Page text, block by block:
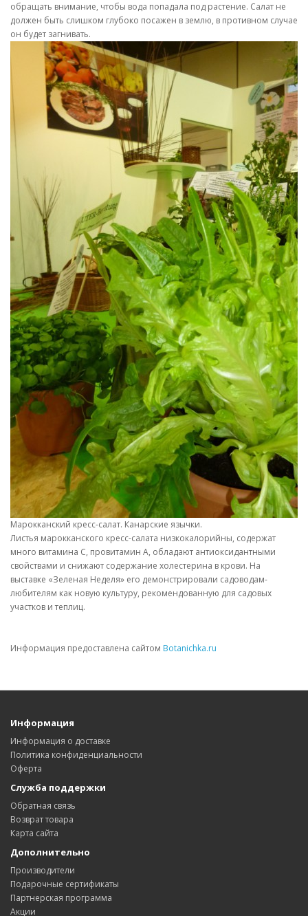
обращать внимание, чтобы вода попадала под растение. Салат не
должен быть слишком глубоко посажен в землю, в противном случае
он будет загнивать.
Марокканский кресс-салат. Канарские язычки.
Листья марокканского кресс-салата низкокалорийны, содержат
много витамина С, провитамин А, обладают антиоксидантными
свойствами и снижают содержание холестерина в крови. На
выставке «Зеленая Неделя» его демонстрировали садоводам-
любителям как новую культуру, рекомендованную для садовых
участков и теплиц.
Информация предоставлена сайтом Botanichka.ru
Информация
Информация о доставке
Политика конфиденциальности
Оферта
Служба поддержки
Обратная связь
Возврат товара
Карта сайта
Дополнительно
Производители
Подарочные сертификаты
Партнерская программа
Акции